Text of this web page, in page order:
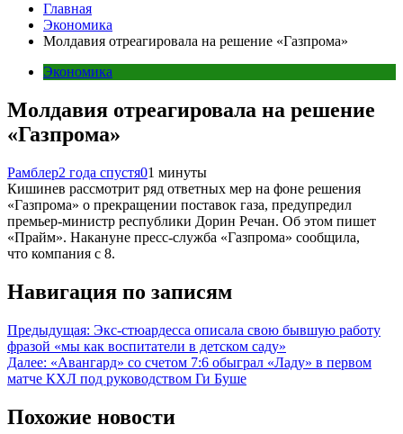
Главная
Экономика
Молдавия отреагировала на решение «Газпрома»
Экономика
Молдавия отреагировала на решение
«Газпрома»
Рамблер2 года спустя01 минуты
Кишинев рассмотрит ряд ответных мер на фоне решения
«Газпрома» о прекращении поставок газа, предупредил
премьер-министр республики Дорин Речан. Об этом пишет
«Прайм». Накануне пресс-служба «Газпрома» сообщила,
что компания с 8.
Навигация по записям
Предыдущая: Экс-стюардесса описала свою бывшую работу
фразой «мы как воспитатели в детском саду»
Далее: «Авангард» со счетом 7:6 обыграл «Ладу» в первом
матче КХЛ под руководством Ги Буше
Похожие новости